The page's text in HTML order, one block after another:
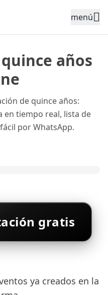
menú
años
de quince años:
en tiempo real, lista de
por WhatsApp.
gratis
ya creados en la